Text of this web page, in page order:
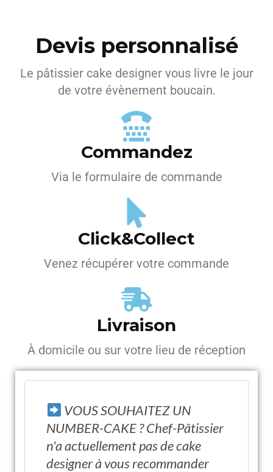
Devis personnalisé
Le pâtissier cake designer vous livre le jour
de votre évènement boucain.
Commandez
Via le formulaire de commande
Click&Collect
Venez récupérer votre commande
Livraison
À domicile ou sur votre lieu de réception
VOUS SOUHAITEZ UN
NUMBER-CAKE ? Chef-Pâtissier
n'a actuellement pas de cake
designer à vous recommander